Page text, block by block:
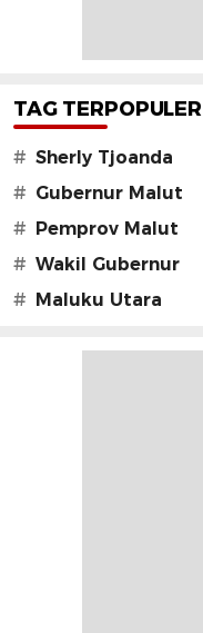
TAG TERPOPULER
# Sherly Tjoanda
# Gubernur Malut
#
Pemprov Malut
# Wakil Gubernur
#
Maluku Utara